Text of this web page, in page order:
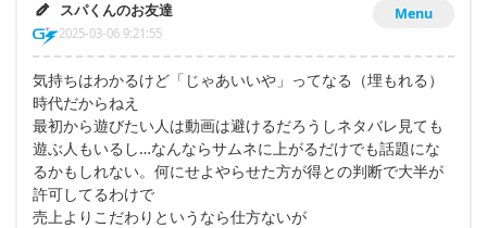
Menu
スパくんのお友達
2025-03-06 9:21:55
気持ちはわかるけど「じゃあいいや」ってなる（埋もれる）
時代だからねえ
最初から遊びたい人は動画は避けるだろうしネタバレ見ても
遊ぶ人もいるし…なんならサムネに上がるだけでも話題にな
るかもしれない。何にせよやらせた方が得との判断で大半が
許可してるわけで
売上よりこだわりというなら仕方ないが